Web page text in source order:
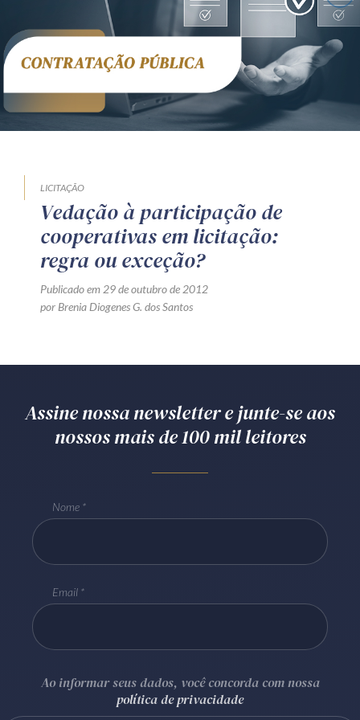
Receba por RSS
Av. Sete de Setembro, 4698
Batel
Curitiba/PR CEP 80240-000
LICITAÇÃO
Vedação à participação de
cooperativas em licitação:
regra ou exceção?
Publicado em 29 de outubro de 2012
por Brenia Diogenes G. dos Santos
Assine nossa newsletter e junte-se aos
nossos mais de 100 mil leitores
Nome
Email
Ao informar seus dados, você concorda com nossa
política de privacidade